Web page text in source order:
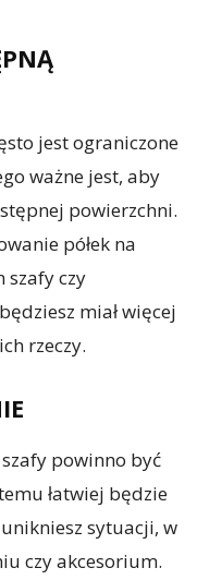
jest ograniczone
ważne jest, aby
powierzchni.
półek na
szafy czy
miał więcej
rzeczy.
powinno być
łatwiej będzie
sytuacji, w
czy akcesorium.